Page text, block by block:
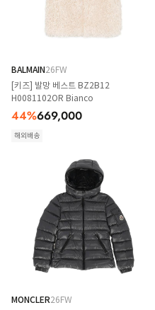
BALMAIN26FW
[키즈] 발망 베스트 BZ2B12
H0081102OR Bianco
44%669,000
해외배송
MONCLER26FW